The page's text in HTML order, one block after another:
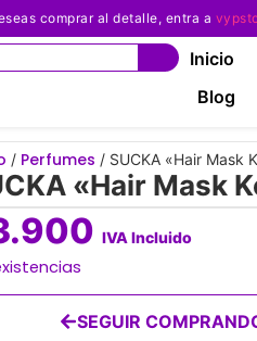
comprar al detalle, entra a
Inicio
Blog
/ Perfumes / SUCKA «Hair Mask
«Hair Mask
IVA Incluido
SEGUIR